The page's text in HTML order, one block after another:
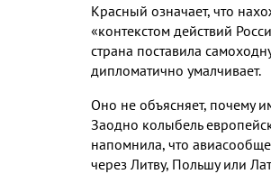
Красный означает, что
«контекстом действий
страна поставила
дипломатично умалчивает.
Оно не объясняет, почему
Заодно колыбель
напомнила, что
через Литву, Польшу или